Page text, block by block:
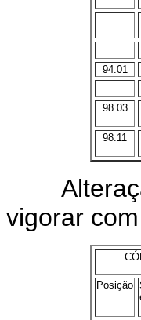
94.01
98.03
98.11
Alteração
vigorar
Posição